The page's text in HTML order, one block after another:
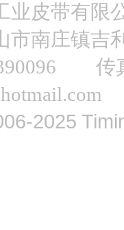
工业皮带
市南庄镇
传
2025